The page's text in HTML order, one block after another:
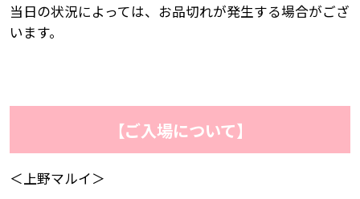
当日の状況によっては、お品切れが発生する場合がござ
います。
【ご入場について】
＜上野マルイ＞